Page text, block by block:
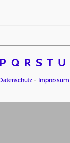
P Q R S T U
- Impressum